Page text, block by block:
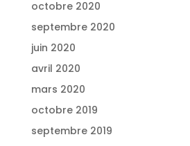
octobre 2020
septembre 2020
juin 2020
avril 2020
mars 2020
octobre 2019
septembre 2019